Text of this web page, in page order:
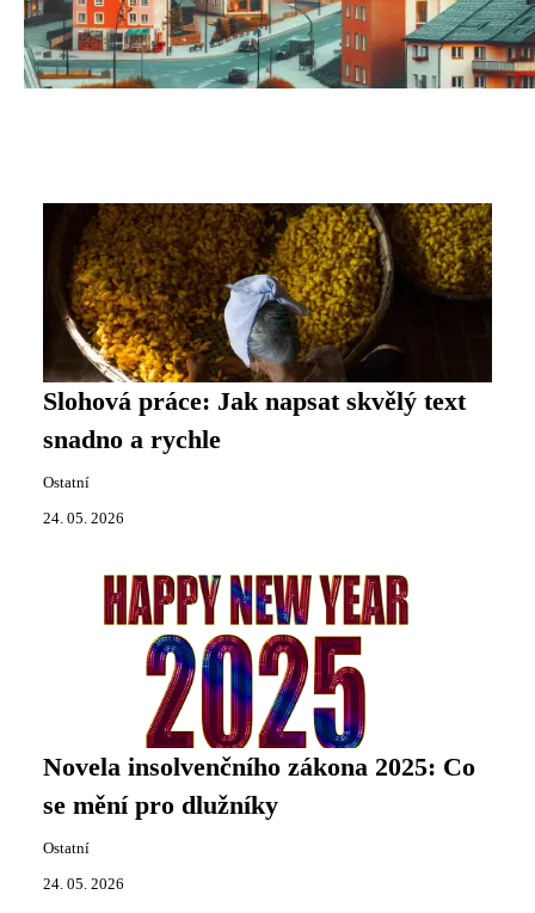
Slohová práce: Jak napsat skvělý text
snadno a rychle
Ostatní
24. 05. 2026
Novela insolvenčního zákona 2025: Co
se mění pro dlužníky
Ostatní
24. 05. 2026